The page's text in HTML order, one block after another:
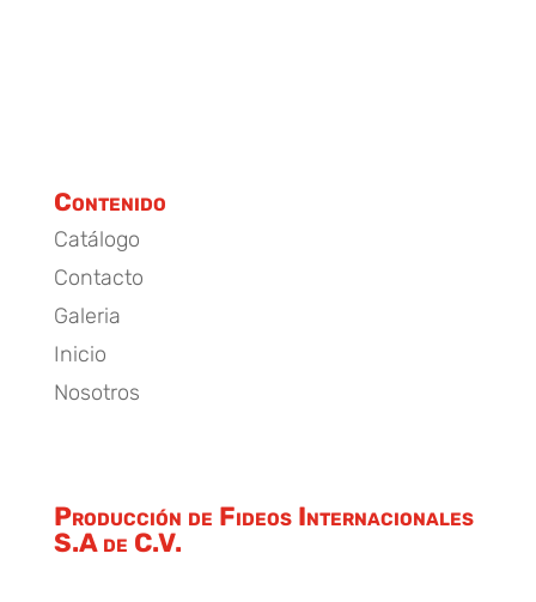
Contenido
Catálogo
Contacto
Galeria
Inicio
Nosotros
Producción de Fideos Internacionales
S.A de C.V.